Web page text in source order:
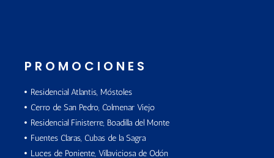
PROMOCIONES
Residencial Atlantis, Móstoles
Cerro de San Pedro, Colmenar Viejo
Residencial Finisterre, Boadilla del Monte
Fuentes Claras, Cubas de la Sagra
Luces de Poniente, Villaviciosa de Odón